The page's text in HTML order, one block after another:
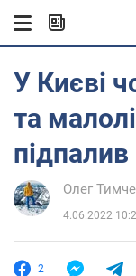
У Києві
та
Олег
4.06.2022
2